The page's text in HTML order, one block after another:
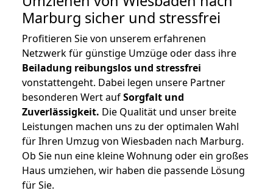
Marburg sicher und stressfrei
Profitieren Sie von unserem erfahrenen
Netzwerk für günstige Umzüge oder dass ihre
Beiladung reibungslos und stressfrei
vonstattengeht. Dabei legen unsere Partner
besonderen Wert aufSorgfalt und
Zuverlässigkeit. Die Qualität und unser breite
Leistungen machen uns zu der optimalen Wahl
für Ihren Umzug von Wiesbaden nach Marburg.
Ob Sie nun eine kleine Wohnung oder ein großes
Haus umziehen, wir haben die passende Lösung
für Sie.